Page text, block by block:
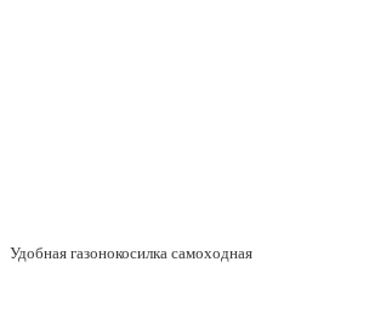
Удобная газонокосилка самоходная